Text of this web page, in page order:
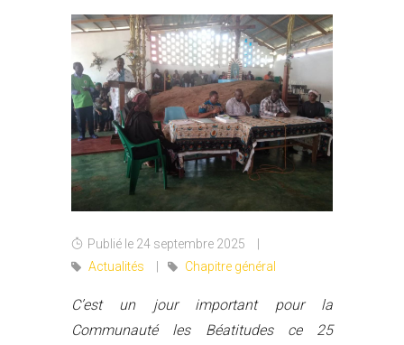
Publié le 24 septembre 2025
Actualités
Chapitre général
C’est un jour important pour la
Communauté les Béatitudes ce 25